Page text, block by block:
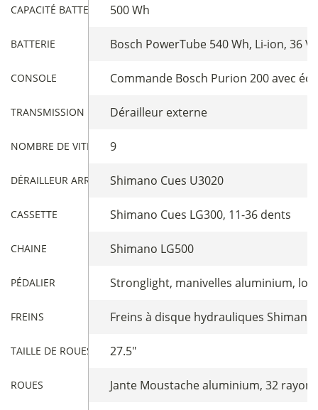
CAPACITÉ BATTERIE 500 Wh
BATTERIE Bosch PowerTube 540 Wh, Li-ion, 36
CONSOLE Commande Bosch Purion 200 avec
TRANSMISSION Dérailleur externe
NOMBRE DE VITESSES
9
DÉRAILLEUR ARRIÈREShimano Cues U3020
CASSETTE Shimano Cues LG300, 11-36 dents
CHAINE Shimano LG500
PÉDALIER Stronglight, manivelles aluminium,
FREINS Freins à disque hydrauliques
TAILLE DE ROUES 27.5"
ROUES Jante Moustache aluminium, 32